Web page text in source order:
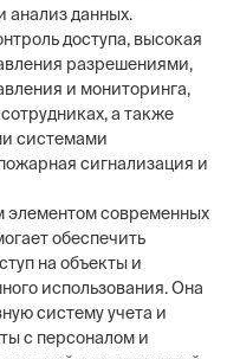
анализ данных.
доступа, высокая
разрешениями,
и мониторинга,
а также
системами
сигнализация и
элементом современных
обеспечить
на объекты и
использования. Она
систему учета и
с персоналом и